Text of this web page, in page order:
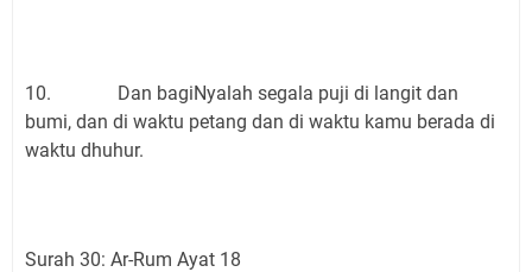
10. Dan bagiNyalah segala puji di langit dan
bumi, dan di waktu petang dan di waktu kamu berada di
waktu dhuhur.
Surah 30: Ar-Rum Ayat 18